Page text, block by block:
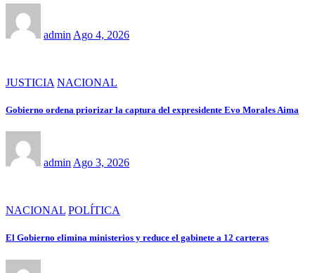
admin Ago 4, 2026
JUSTICIA NACIONAL
Gobierno ordena priorizar la captura del expresidente Evo Morales Aima
admin Ago 3, 2026
NACIONAL POLÍTICA
El Gobierno elimina ministerios y reduce el gabinete a 12 carteras